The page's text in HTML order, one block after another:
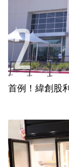
首例！緯創股